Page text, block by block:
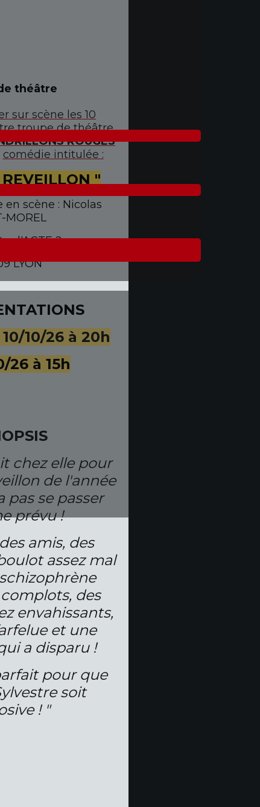
théâtre
sur scène les 10
troupe de théâtre
ROUGES
comédie intitulée :
"
scène : Nicolas
MOREL
l'ACTE 2
LYON
10/26 à 20h
26 à 15h
chez elle pour
de l'année
pas se passer
prévu !
amis, des
assez mal
des
envahissants,
et une
a disparu !
pour que
soit
! "